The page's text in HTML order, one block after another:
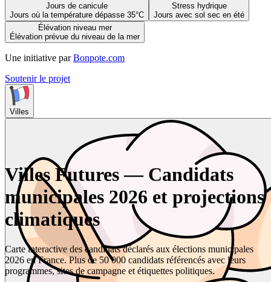
Jours de canicule
Jours où la température dépasse 35°C
Stress hydrique
Jours avec sol sec en été
Élévation niveau mer
Élévation prévue du niveau de la mer
Une initiative par Bonpote.com
Soutenir le projet
Villes
Villes Futures — Candidats
municipales 2026 et projections
climatiques
Carte interactive des candidats déclarés aux élections municipales
2026 en France. Plus de 50 000 candidats référencés avec leurs
programmes, sites de campagne et étiquettes politiques.